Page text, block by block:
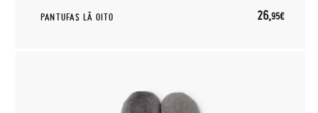
PANTUFAS LÃ OITO 26,95€